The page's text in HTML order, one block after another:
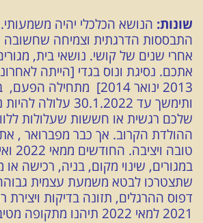
שונות: הנושא הכלכלי יהיה
התבססות הדרגתית וצמיחה שחשובה
אחרי שנים של קושי. נושאי בית,
אתכם. נסיגת ונוס בגדי [הייתה
ותימשך עד 30.1.2022
שלכם רגשית או חששות שעלולות
ההולדת הקרוב. אך כבר מפברואר ,
טובה
במגורים, שינוי מקום, בניה, רכישה
שתצטרכו לבטא משמעת עצמית גבוהה
דפוס ההרגלים, תזונה בדיקות ויצירת
2021 למאי 2022 תיהנו